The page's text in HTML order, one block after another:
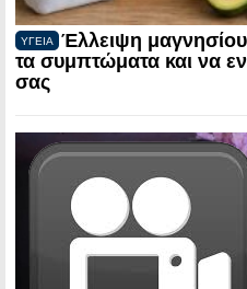
ΥΓΕΙΑ
Έλλειψη
τα συμπτώματα και να
σας